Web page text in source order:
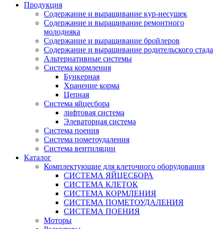
Продукция
Содержание и выращивание кур-несушек
Содержание и выращивание ремонтного
молодняка
Содержание и выращивание бройлеров
Содержание и выращивание родительского стада
Альтернативные системы
Система кормления
Бункерная
Хранение корма
Цепная
Система яйцесбора
лифтовая система
Элеваторная система
Система поения
Система пометоудаления
Система вентиляции
Каталог
Комплектующие для клеточного оборудования
СИСТЕМА ЯЙЦЕСБОРА
СИСТЕМА КЛЕТОК
СИСТЕМА КОРМЛЕНИЯ
СИСТЕМА ПОМЕТОУДАЛЕНИЯ
СИСТЕМА ПОЕНИЯ
Моторы